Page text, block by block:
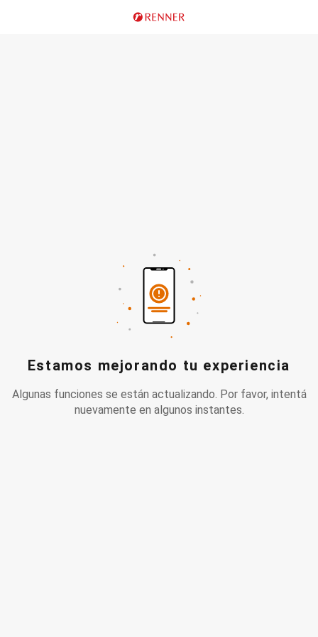
Estamos mejorando tu experiencia
Algunas funciones se están actualizando. Por favor, intentá
nuevamente en algunos instantes.